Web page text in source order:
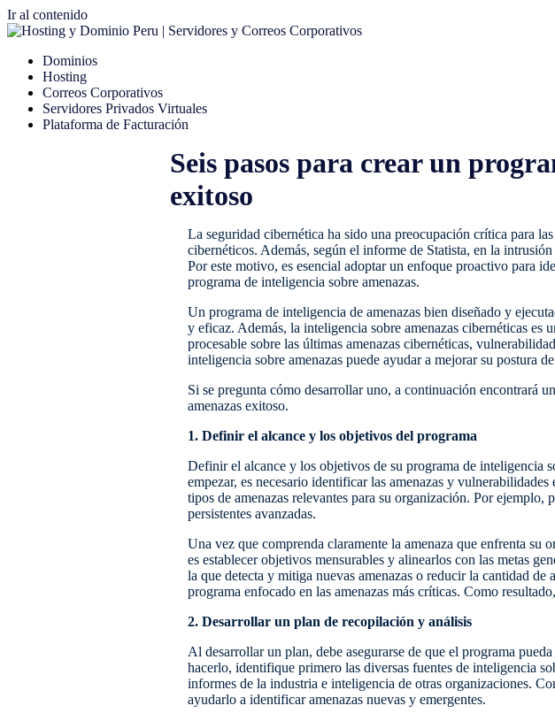
Ir al contenido
Dominios
Hosting
Correos Corporativos
Servidores Privados Virtuales
Plataforma de Facturación
Seis pasos para crear un
exitoso
La seguridad cibernética ha sido una preocupación crítica para
cibernéticos. Además, según el informe de Statista, en la
Por este motivo, es esencial adoptar un enfoque proactivo para
programa de inteligencia sobre amenazas.
Un programa de inteligencia de amenazas bien diseñado y
y eficaz. Además, la inteligencia sobre amenazas cibernéticas
procesable sobre las últimas amenazas cibernéticas,
inteligencia sobre amenazas puede ayudar a mejorar su postura
Si se pregunta cómo desarrollar uno, a continuación encontrará
amenazas exitoso.
1. Definir el alcance y los objetivos del programa
Definir el alcance y los objetivos de su programa de inteligencia
empezar, es necesario identificar las amenazas y
tipos de amenazas relevantes para su organización. Por ejemplo,
persistentes avanzadas.
Una vez que comprenda claramente la amenaza que enfrenta
es establecer objetivos mensurables y alinearlos con las metas
la que detecta y mitiga nuevas amenazas o reducir la cantidad
programa enfocado en las amenazas más críticas. Como
2. Desarrollar un plan de recopilación y análisis
Al desarrollar un plan, debe asegurarse de que el programa
hacerlo, identifique primero las diversas fuentes de inteligencia
informes de la industria e inteligencia de otras organizaciones.
ayudarlo a identificar amenazas nuevas y emergentes.